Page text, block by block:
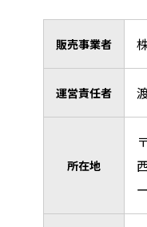
販売事業者
運営責任者
所在地